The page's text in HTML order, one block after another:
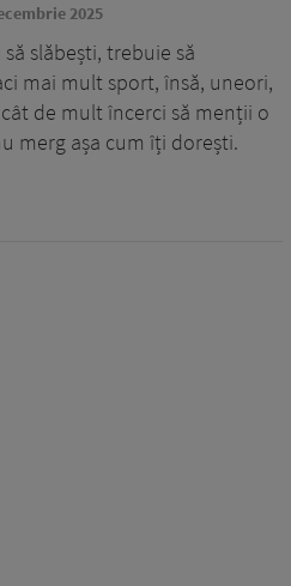
2025
slăbești, trebuie să
mai mult sport, însă, uneori,
de mult încerci să menții o
merg așa cum îți dorești.